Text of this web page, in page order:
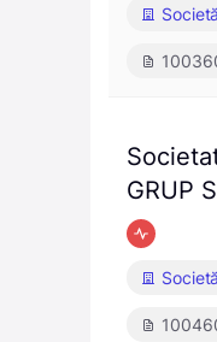
GRUP